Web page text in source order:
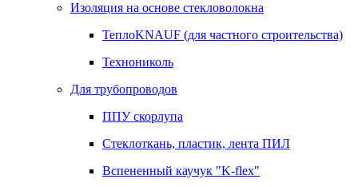
Изоляция на основе стекловолокна
ТеплоKNAUF (для частного строительства)
Технониколь
Для трубопроводов
ППУ скорлупа
Стеклоткань, пластик, лента ПИЛ
Вспененный каучук "K-flex"